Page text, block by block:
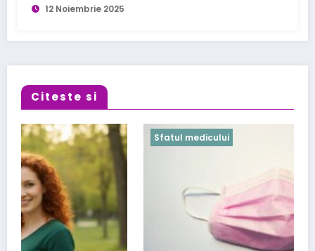
12 Noiembrie 2025
Citeste si
Sfatul medicului